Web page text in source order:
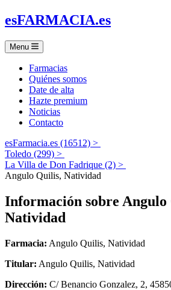
esFARMACIA.es
Menu
Farmacias
Quiénes somos
Date de alta
Hazte premium
Noticias
Contacto
esFarmacia.es (16512) >
Toledo (299) >
La Villa de Don Fadrique (2) >
Angulo Quilis, Natividad
Información sobre Angulo
Natividad
Farmacia: Angulo Quilis, Natividad
Titular: Angulo Quilis, Natividad
Dirección: C/ Benancio Gonzalez, 2,